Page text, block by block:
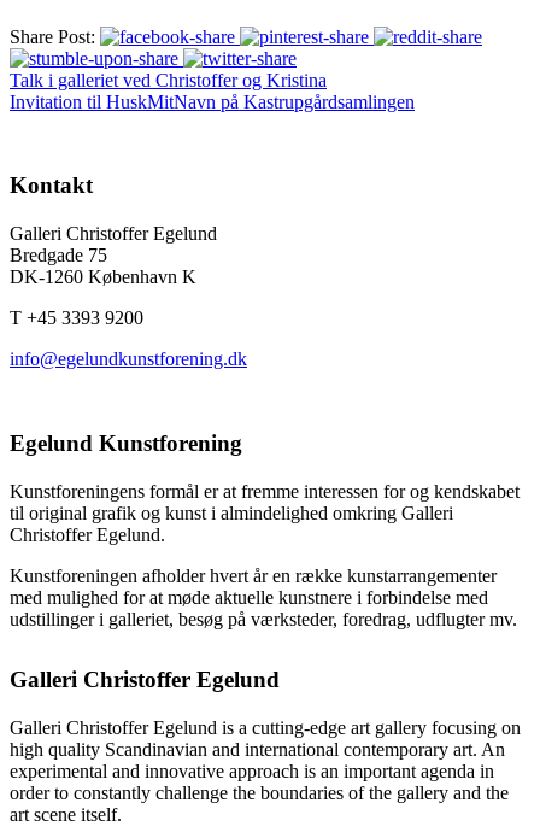
Share Post:
Talk i galleriet ved Christoffer og Kristina
Invitation til HuskMitNavn på Kastrupgårdsamlingen
Kontakt
Galleri Christoffer Egelund
Bredgade 75
DK-1260 København K
T +45 3393 9200
info@egelundkunstforening.dk
Egelund Kunstforening
Kunstforeningens formål er at fremme interessen for og kendskabet
til original grafik og kunst i almindelighed omkring Galleri
Christoffer Egelund.
Kunstforeningen afholder hvert år en række kunstarrangementer
med mulighed for at møde aktuelle kunstnere i forbindelse med
udstillinger i galleriet, besøg på værksteder, foredrag, udflugter mv.
Galleri Christoffer Egelund
Galleri Christoffer Egelund is a cutting-edge art gallery focusing on
high quality Scandinavian and international contemporary art. An
experimental and innovative approach is an important agenda in
order to constantly challenge the boundaries of the gallery and the
art scene itself.